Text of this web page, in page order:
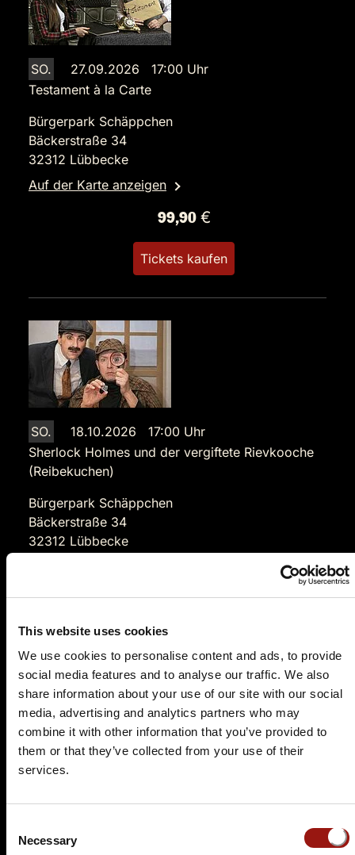
This website uses cookies
We use cookies to personalise content and ads, to provide
social media features and to analyse our traffic. We also
share information about your use of our site with our social
media, advertising and analytics partners who may
combine it with other information that you’ve provided to
them or that they’ve collected from your use of their
services.
Selection
Necessary
SO.
27.09.2026 17:00 Uhr
Testament à la Carte
Bürgerpark Schäppchen
Bäckerstraße 34
32312 Lübbecke
Auf der Karte anzeigen
99,90 €
Tickets kaufen
SO.
18.10.2026 17:00 Uhr
Sherlock Holmes und der vergiftete Rievkooche
(Reibekuchen)
Bürgerpark Schäppchen
Bäckerstraße 34
32312 Lübbecke
99,90 €
Tickets kaufen